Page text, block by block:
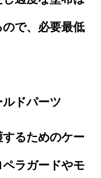
で、必要最低
ドパーツ
るためのケー
ラガードやモ